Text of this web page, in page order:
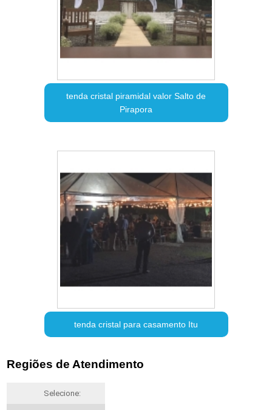
tenda cristal piramidal valor Salto de
Pirapora
tenda cristal para casamento Itu
Regiões de Atendimento
Selecione: